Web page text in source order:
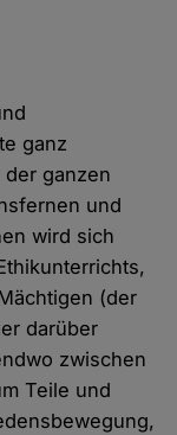
ganz
ganzen
und
wird sich
(der
darüber
zwischen
Teile und